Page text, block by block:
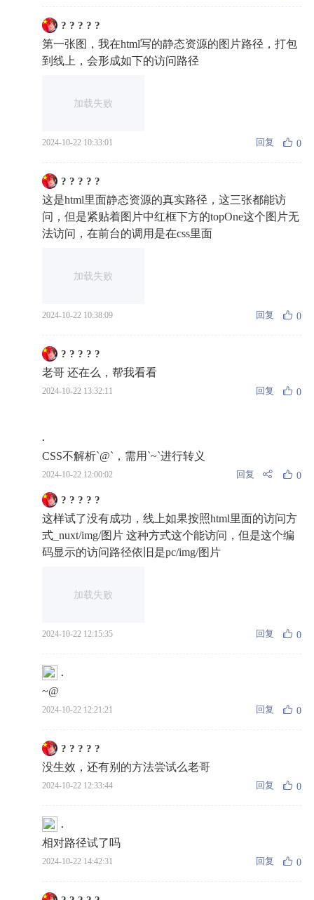
? ? ? ? ?
第一张图，我在html写的静态资源的图片路径，打包
到线上，会形成如下的访问路径
加载失败
2024-10-22 10:33:01 回复 0
? ? ? ? ?
这是html里面静态资源的真实路径，这三张都能访
问，但是紧贴着图片中红框下方的topOne这个图片无
法访问，在前台的调用是在css里面
加载失败
2024-10-22 10:38:09 回复 0
? ? ? ? ?
老哥 还在么，帮我看看
2024-10-22 13:32:11 回复 0
.
CSS不解析`@`，需用`~`进行转义
2024-10-22 12:00:02 回复 0
? ? ? ? ?
这样试了没有成功，线上如果按照html里面的访问方
式_nuxt/img/图片 这种方式这个能访问，但是这个编
码显示的访问路径依旧是pc/img/图片
加载失败
2024-10-22 12:15:35 回复 0
.
~@
2024-10-22 12:21:21 回复 0
? ? ? ? ?
没生效，还有别的方法尝试么老哥
2024-10-22 12:33:44 回复 0
.
相对路径试了吗
2024-10-22 14:42:31 回复 0